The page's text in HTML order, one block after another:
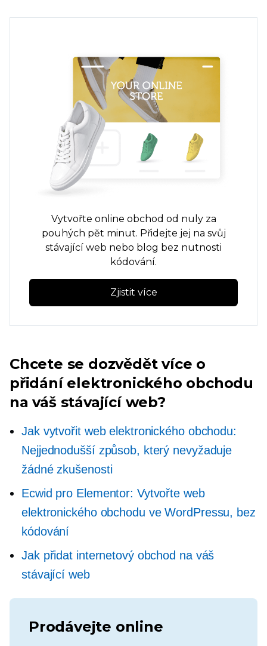
Vytvořte online obchod od nuly za
pouhých pět minut. Přidejte jej na svůj
stávající web nebo blog bez nutnosti
kódování.
Zjistit více
Chcete se dozvědět více o
přidání elektronického obchodu
na váš stávající web?
Jak vytvořit web elektronického obchodu:
Nejjednodušší způsob, který nevyžaduje
žádné zkušenosti
Ecwid pro Elementor: Vytvořte web
elektronického obchodu ve WordPressu, bez
kódování
Jak přidat internetový obchod na váš
stávající web
Prodávejte online